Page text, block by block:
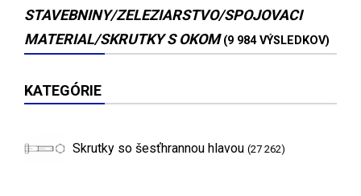
STAVEBNINY/ZELEZIARSTVO/SPOJOVACI
MATERIAL/SKRUTKY S OKOM (9 984 VÝSLEDKOV)
KATEGÓRIE
Skrutky so šesťhrannou hlavou (27 262)